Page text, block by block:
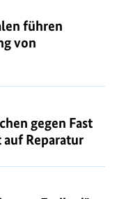
führen
von
gegen Fast
auf Reparatur